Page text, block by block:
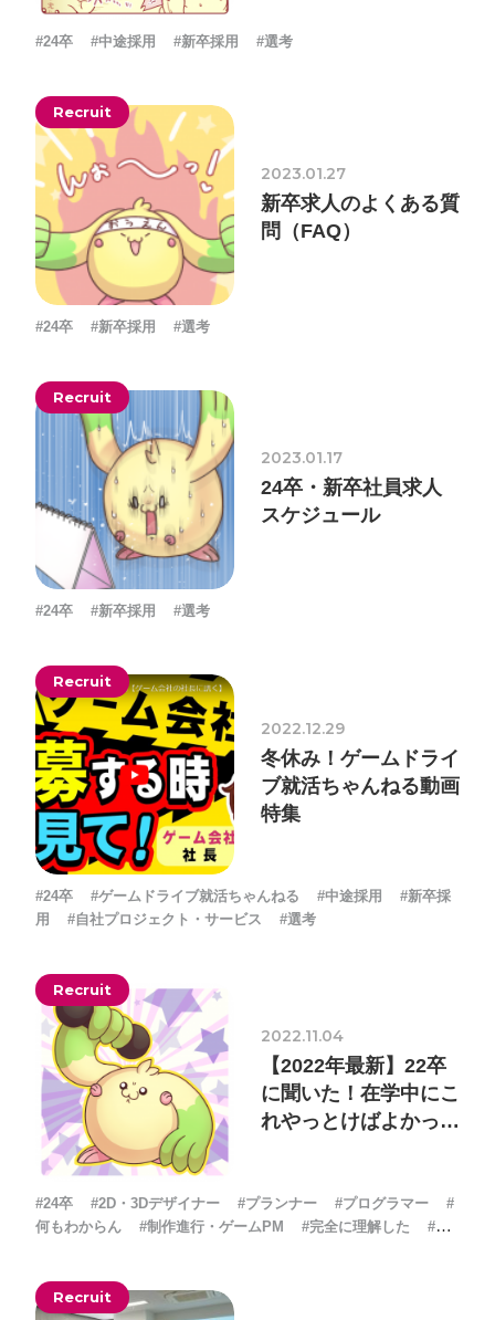
#24卒 #中途採用 #新卒採用 #選考
Recruit
2023.01.27
新卒求人のよくある質
問（FAQ）
#24卒 #新卒採用 #選考
Recruit
2023.01.17
24卒・新卒社員求人
スケジュール
#24卒 #新卒採用 #選考
Recruit
2022.12.29
冬休み！ゲームドライ
ブ就活ちゃんねる動画
特集
#24卒 #ゲームドライブ就活ちゃんねる #中途採用
#新卒採
用
#自社プロジェクト・サービス #選考
Recruit
2022.11.04
【2022年最新】22卒
に聞いた！在学中にこ
れやっとけばよかった
#24卒 #2D・3Dデザイナー #プランナー #プログラマー
#
何もわからん
#制作進行・ゲームPM #完全に理解した
#新
Recruit